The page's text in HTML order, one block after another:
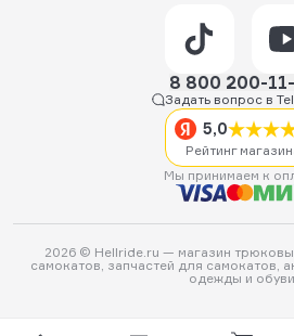
8 800 200-
Задать вопрос в
5,0
Рейтинг
Мы принимаем к
2026 © Hellride.ru — магазин
самокатов, запчастей для самокатов,
одежды и